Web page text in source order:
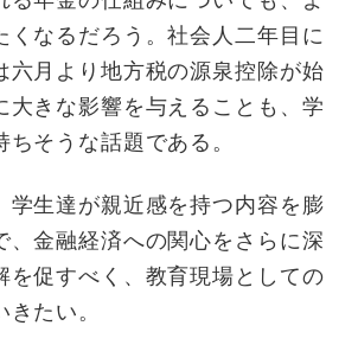
くなるだろう。社会人二年目に
六月より地方税の源泉控除が始
大きな影響を与えることも、学
そうな話題である。
生達が親近感を持つ内容を膨
、金融経済への関心をさらに深
を促すべく、教育現場としての
たい。